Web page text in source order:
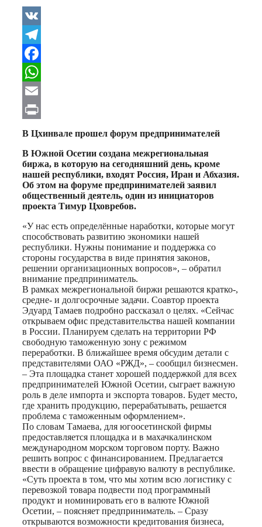
VK
Telegram
Facebook
WhatsApp
Email
Print
В Цхинвале прошел форум предпринимателей
В Южной Осетии создана межрегиональная
биржа, в которую на сегодняшний день, кроме
нашей республики, входят Россия, Иран и Абхазия.
Об этом на форуме предпринимателей заявил
общественный деятель, один из инициаторов
проекта Тимур Цховребов.
«У нас есть определённые наработки, которые могут
способствовать развитию экономики нашей
республики. Нужны понимание и поддержка со
стороны государства в виде принятия законов,
решении организационных вопросов», – обратил
внимание предприниматель.
В рамках межрегиональной биржи решаются кратко-,
средне- и долгосрочные задачи. Соавтор проекта
Эдуард Тамаев подробно рассказал о целях. «Сейчас
открываем офис представительства нашей компании
в России. Планируем сделать на территории РФ
свободную таможенную зону с режимом
переработки. В ближайшее время обсудим детали с
представителями ОАО «РЖД», – сообщил бизнесмен.
– Эта площадка станет хорошей поддержкой для всех
предпринимателей Южной Осетии, сыграет важную
роль в деле импорта и экспорта товаров. Будет место,
где хранить продукцию, перерабатывать, решается
проблема с таможенным оформлением».
По словам Тамаева, для югоосетинской фирмы
предоставляется площадка и в махачкалинском
международном морском торговом порту. Важно
решить вопрос с финансированием. Предлагается
ввести в обращение цифравую валюту в республике.
«Суть проекта в том, что мы хотим всю логистику с
перевозкой товара подвести под программный
продукт и номинировать его в валюте Южной
Осетии, – поясняет предприниматель. – Сразу
открываются возможности кредитования бизнеса,